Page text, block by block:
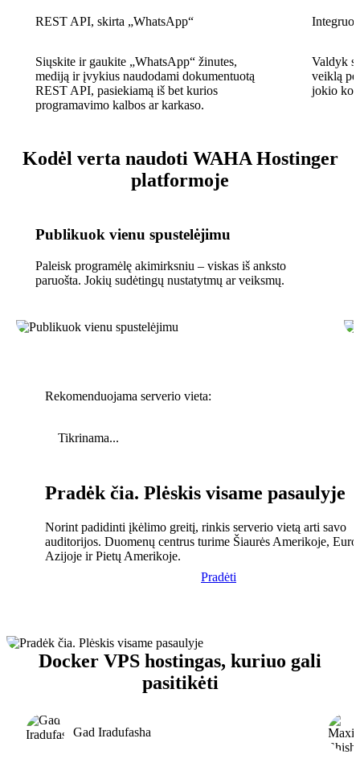
REST API, skirta „WhatsApp“
Siųskite ir gaukite „WhatsApp“ žinutes,
mediją ir įvykius naudodami dokumentuotą
REST API, pasiekiamą iš bet kurios
programavimo kalbos ar karkaso.
Valdyk
veiklą
jokio
Kodėl verta naudoti WAHA Hostinger
platformoje
Publikuok vienu spustelėjimu
Paleisk programėlę akimirksniu – viskas iš anksto
paruošta. Jokių sudėtingų nustatytmų ar veiksmų.
Rekomenduojama serverio vieta:
Tikrinama...
Pradėk čia. Plėskis visame pasaulyje
Norint padidinti įkėlimo greitį, rinkis serverio vietą arti savo
auditorijos. Duomenų centrus turime Šiaurės Amerikoje,
Azijoje ir Pietų Amerikoje.
Pradėti
Docker VPS hostingas, kuriuo gali
pasitikėti
Gad Iradufasha